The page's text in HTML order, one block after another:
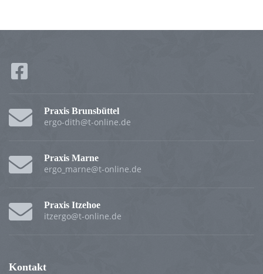
Praxis Brunsbüttel
ergo-dith@t-online.de
Praxis Marne
ergo_marne@t-online.de
Praxis Itzehoe
itzergo@t-online.de
Kontakt